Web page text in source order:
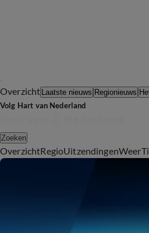
Overzicht Laatste nieuws Regionieuws
Volg Hart van Nederland
Zoeken
OverzichtRegioUitzendingenWeer